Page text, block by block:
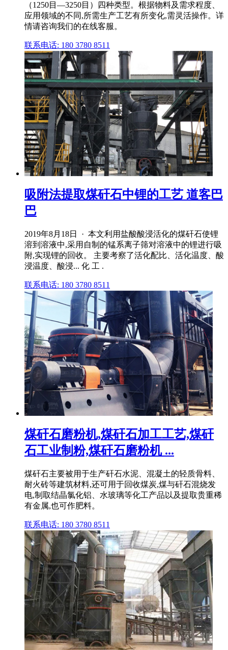
（1250目—3250目）四种类型。根据物料及需求程度、
应用领域的不同,所需生产工艺有所变化,需灵活操作。详
情请咨询我们的在线客服。
联系电话: 180 3780 8511
吸附法提取煤矸石中锂的工艺 道客巴
巴
2019年8月18日 · 本文利用盐酸酸浸活化的煤矸石使锂
溶到溶液中,采用自制的锰系离子筛对溶液中的锂进行吸
附,实现锂的回收。 主要考察了活化配比、活化温度、酸
浸温度、酸浸... 化 工 .
联系电话: 180 3780 8511
煤矸石磨粉机,煤矸石加工工艺,煤矸
石工业制粉,煤矸石磨粉机 ...
煤矸石主要被用于生产矸石水泥、混凝土的轻质骨料、
耐火砖等建筑材料,还可用于回收煤炭,煤与矸石混烧发
电,制取结晶氯化铝、水玻璃等化工产品以及提取贵重稀
有金属,也可作肥料。
联系电话: 180 3780 8511